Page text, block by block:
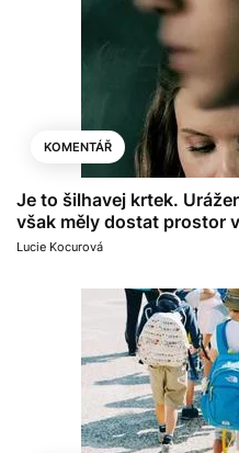
KOMENTÁŘ
Je to šilhavej krtek.
však měly dostat prostor
Lucie Kocurová